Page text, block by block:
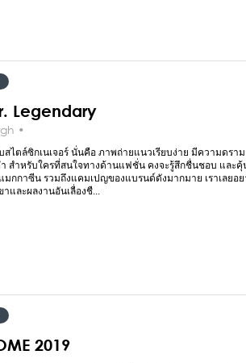
Legendary
•
สไตล์ซิกเนเจอร์ นั่นคือ ภาพถ่ายแนวเรียบง่าย มีความดรา
สำหรับใครที่สนใจทางด้านแฟชั่น คงจะรู้สึกชื่นชอบ และคุ้
มกกาซีน รวมถึงแคมเปญของแบรนด์ดังมากมาย เราเลยอ
และผลงานอันเลื่องชื...
2019